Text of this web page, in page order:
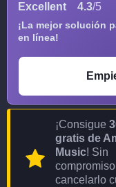
Excellent 4.3/5
¡La mejor solución
en línea!
¡Consigue
gratis de
Music! Sin
cancelarlo